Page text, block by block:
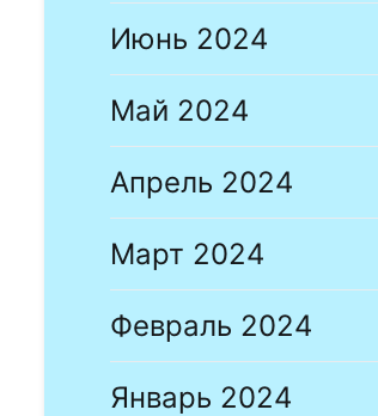
Июнь 2024
Май 2024
Апрель 2024
Март 2024
Февраль 2024
Январь 2024